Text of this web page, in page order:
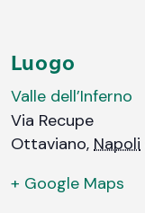
Luogo
Valle dell’Inferno
Via Recupe
Ottaviano, Napoli
+ Google Maps